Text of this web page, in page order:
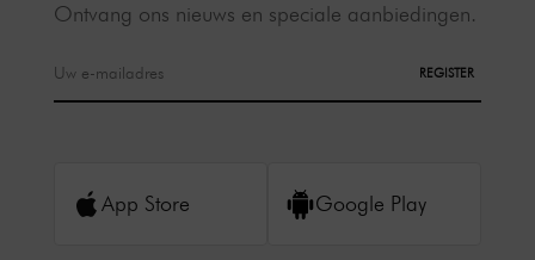
Ontvang ons nieuws en speciale aanbiedingen.
REGISTER
App Store Google Play